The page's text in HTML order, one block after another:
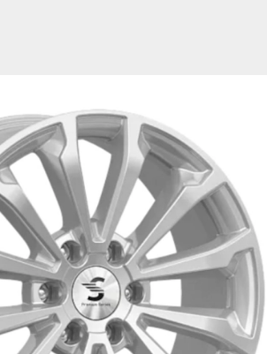
Дошиповка,
Шумоизоляция
Подбор запчастей